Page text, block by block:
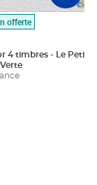
offerte
4 timbres - Le Petit